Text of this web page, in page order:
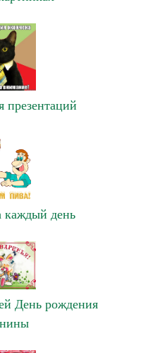
презентаций
каждый день
День рождения